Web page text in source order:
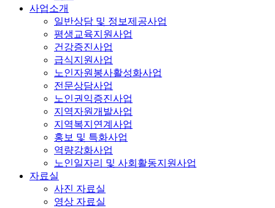
사업소개
일반상담 및 정보제공사업
평생교육지원사업
건강증진사업
급식지원사업
노인자원봉사활성화사업
전문상담사업
노인권익증진사업
지역자원개발사업
지역복지연계사업
홍보 및 특화사업
역량강화사업
노인일자리 및 사회활동지원사업
자료실
사진 자료실
영상 자료실